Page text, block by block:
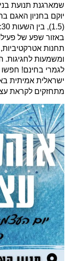
שמארגנת תנועת
יוקם בחניון האגם
באזור שפע של
תחנות אטרקטיביות,
ומשמעות לחגיגות.
לגמרי בחינם!
ישראלית אמיתית
מתחזקים לקראת